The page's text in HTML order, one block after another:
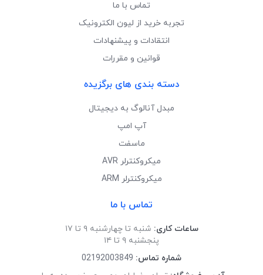
تماس با ما
تجربه خرید از لیون الکترونیک
انتقادات و پیشنهادات
قوانین و مقررات
دسته بندی های برگزیده
مبدل آنالوگ به دیجیتال
آپ امپ
ماسفت
میکروکنترلر AVR
میکروکنترلر ARM
تماس با ما
ساعات کاری: شنبه تا چهارشنبه ۹ تا ۱۷
پنجشنبه ۹ تا ۱۴
شماره تماس: 02192003849